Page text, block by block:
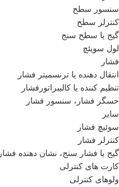
سنسور سطح
کنترلر سطح
گیج یا سطح سنج
لول سویئچ
فشار
انتقال دهنده یا ترنسمیتر فشار
تنظیم کننده یا کالیبراتورفشار
حسگر فشار، سنسور فشار
سایر
سوئیچ فشار
کنترلر فشار
گیج یا فشار سنج، نشان دهنده فشار
کارت های کنترلی
ولوهای کنترلی